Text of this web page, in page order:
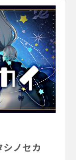
ノセカ